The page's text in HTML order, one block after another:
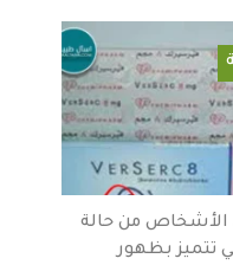
الأشخاص من حالة
تتميز بظهور